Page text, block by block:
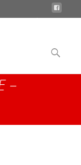
contentSearch
–